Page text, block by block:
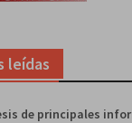
leídas
de principales